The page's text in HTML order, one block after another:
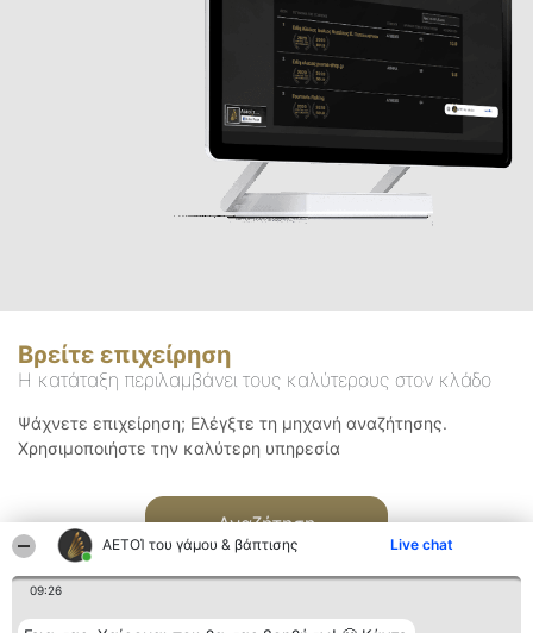
ΑΕΤΟΊ του γάμου & βάπτισης Live chat
09:26
Βρείτε επιχείρηση
Η κατάταξη περιλαμβάνει τους καλύτερους στον κλάδο
Ψάχνετε επιχείρηση; Ελέγξτε τη μηχανή αναζήτησης.
Χρησιμοποιήστε την καλύτερη υπηρεσία
Αναζήτηση